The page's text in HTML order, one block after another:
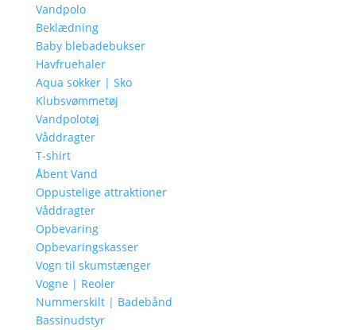
Vandpolo
Beklædning
Baby blebadebukser
Havfruehaler
Aqua sokker | Sko
Klubsvømmetøj
Vandpolotøj
Våddragter
T-shirt
Åbent Vand
Oppustelige attraktioner
Våddragter
Opbevaring
Opbevaringskasser
Vogn til skumstænger
Vogne | Reoler
Nummerskilt | Badebånd
Bassinudstyr